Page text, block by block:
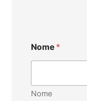
Nome *
Nome